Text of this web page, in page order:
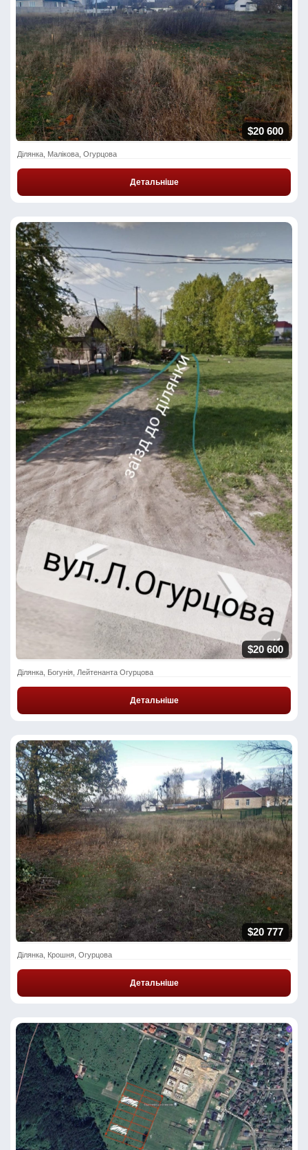
$20 600
Ділянка, Малікова, Огурцова
Детальніше
$20 600
Ділянка, Богунія, Лейтенанта Огурцова
Детальніше
$20 777
Ділянка, Крошня, Огурцова
Детальніше